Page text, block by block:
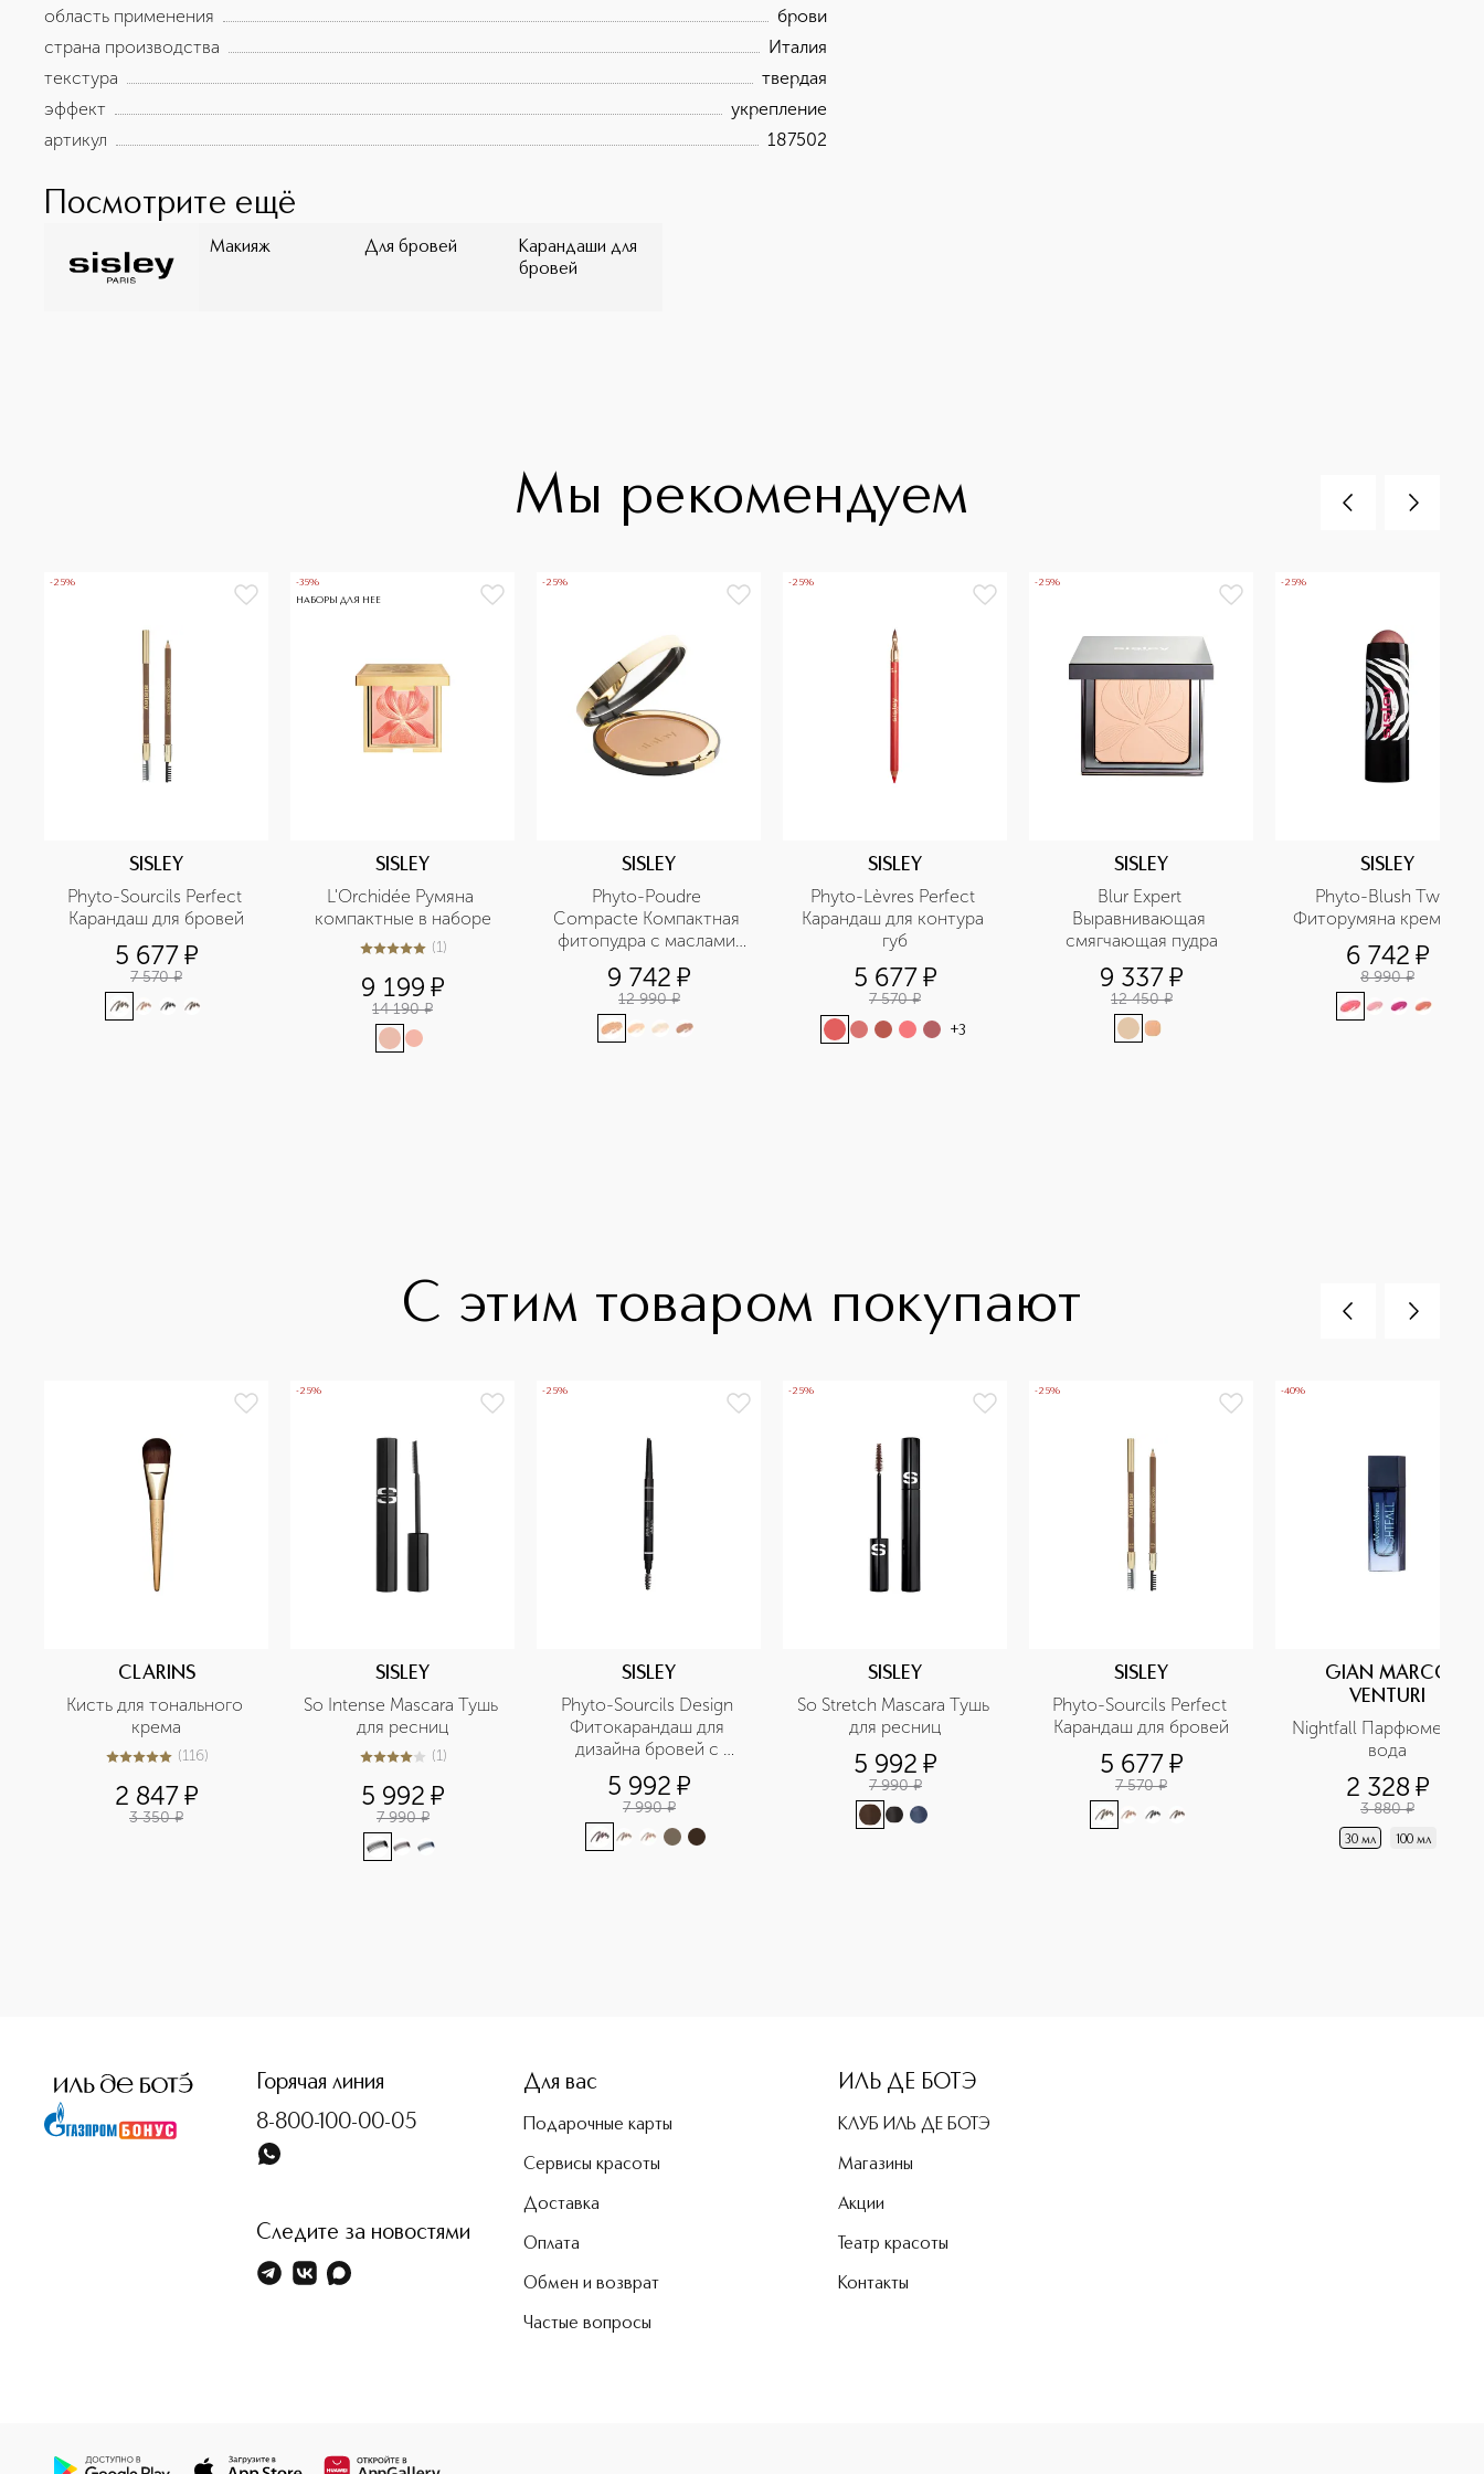
область применения
брови
страна производства
Италия
текстура
твердая
эффект
укрепление
артикул
187502
Посмотрите ещё
Макияж Для бровей
Карандаши для
бровей
Мы рекомендуем
-25%
SISLEY
Phyto-Sourcils Perfect
Карандаш для бровей
5 677¤
7 570 ¤
-35%
НАБОРЫ ДЛЯ НЕЕ
SISLEY
L'Orchidée Румяна
компактные в наборе
5из 51 (1)
9 199 ¤
14 190 ¤
-25%
SISLEY
Phyto-Poudre
Compacte Компактная
фитопудра с маслами
какао, купуасу и манго
9 742 ¤
12 990 ¤
-25%
SISLEY
Phyto-Lèvres Perfect
Карандаш для контура
губ
5 677¤
7 570 ¤
+3
-25%
SISLEY
Blur Expert
Выравнивающая
смягчающая пудра
9 337¤
12 450 ¤
-25%
SISLEY
Phyto-Blush Twist
Фиторумяна кремовые
6 742 ¤
8 990 ¤
С этим товаром покупают
CLARINS
Кисть для тонального
крема
5из 5116 (116)
2 847¤
3 350 ¤
-25%
SISLEY
So Intense Mascara Тушь
для ресниц
4из 51 (1)
5 992 ¤
7 990 ¤
-25%
SISLEY
Phyto-Sourcils Design
Фитокарандаш для
дизайна бровей с
щеточкой 3 в 1
5 992 ¤
7 990 ¤
-25%
SISLEY
So Stretch Mascara Тушь
для ресниц
5 992 ¤
7 990 ¤
-25%
SISLEY
Phyto-Sourcils Perfect
Карандаш для бровей
5 677¤
7 570 ¤
-40%
GIAN MARCO
VENTURI
Nightfall Парфюмерная
вода
2 328 ¤
3 880 ¤
30 мл 100 мл
Горячая линия
8-800-100-00-05
Следите за новостями
Для вас
Подарочные карты
Сервисы красоты
Доставка
Оплата
Обмен и возврат
Частые вопросы
ИЛЬ ДЕ БОТЭ
КЛУБ ИЛЬ ДЕ БОТЭ
Магазины
Акции
Театр красоты
Контакты